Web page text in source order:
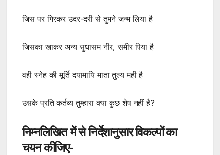
जिस पर गिरकर उदर-दरी से तुमने जन्म लिया है
जिसका खाकर अन्य सुधासम नीर, समीर पिया है
वही स्नेह की मूर्ति दयामायि माता तुल्य मही है
उसके प्रति कर्तव्य तुम्हारा क्या कुछ शेष नहीं है?
निम्नलिखित में से निर्देशानुसार विकल्पों का
चयन कीजिए-